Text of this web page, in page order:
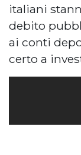
italiani
debito
ai conti
certo a